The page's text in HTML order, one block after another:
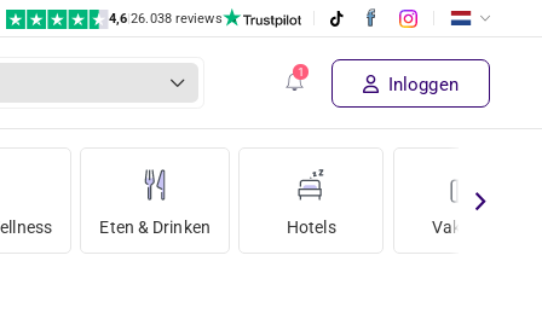
4,6|26.038 reviews
Inloggen
Eten & Drinken Hotels Vakantie